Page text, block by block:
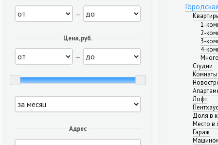
—
Цена, руб.
—
Адрес
1-
2-
3-
4-
Студии
Комнаты
Лофт
Пентхаус
Доля в
Место в
Гараж